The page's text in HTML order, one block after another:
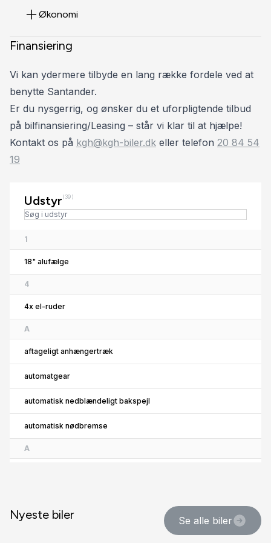
Økonomi
Finansiering
Vi kan ydermere tilbyde en lang række fordele ved at
benytte Santander.
Er du nysgerrig, og ønsker du et uforpligtende tilbud
på bilfinansiering/Leasing – står vi klar til at hjælpe!
Kontakt os på kgh@kgh-biler.dk eller telefon 20 84 54
19
Udstyr(39)
1
18" alufælge
4
4x el-ruder
A
aftageligt anhængertræk
automatgear
automatisk nedblændeligt bakspejl
automatisk nødbremse
A
B
Nyeste biler Se alle biler